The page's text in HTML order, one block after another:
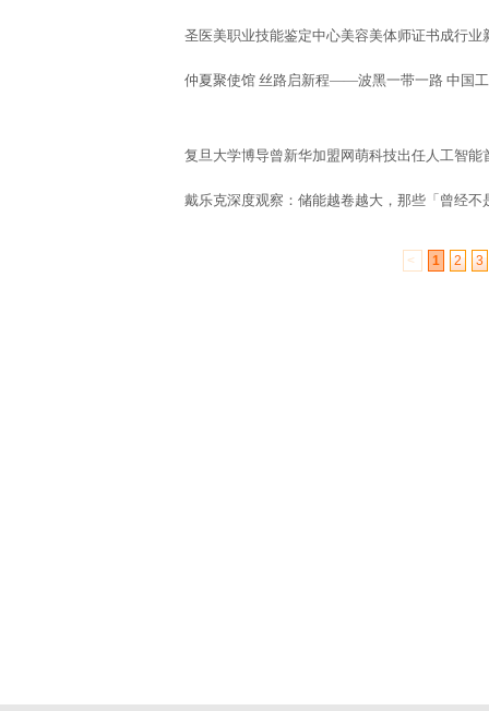
圣医美职业技能鉴定中心美容美体师证书成行业
仲夏聚使馆 丝路启新程——波黑一带一路 中国
复旦大学博导曾新华加盟网萌科技出任人工智
戴乐克深度观察：储能越卷越大，那些「曾经不
< 1 2 3